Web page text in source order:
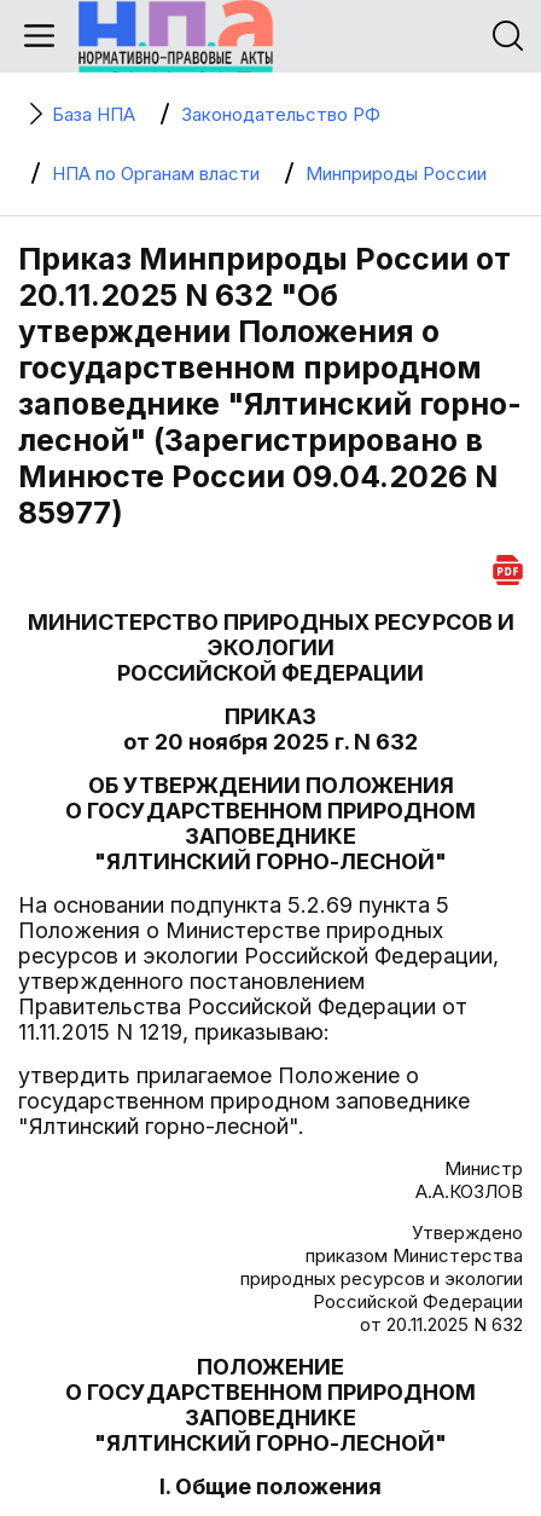
База НПА Законодательство РФ
НПА по Органам власти Минприроды России
Приказ Минприроды России от
20.11.2025 N 632 "Об
утверждении Положения о
государственном природном
заповеднике "Ялтинский горно-
лесной" (Зарегистрировано в
Минюсте России 09.04.2026 N
85977)
МИНИСТЕРСТВО ПРИРОДНЫХ РЕСУРСОВ И
ЭКОЛОГИИ
РОССИЙСКОЙ ФЕДЕРАЦИИ
ПРИКАЗ
от 20 ноября 2025 г. N 632
ОБ УТВЕРЖДЕНИИ ПОЛОЖЕНИЯ
О ГОСУДАРСТВЕННОМ ПРИРОДНОМ
ЗАПОВЕДНИКЕ
"ЯЛТИНСКИЙ ГОРНО-ЛЕСНОЙ"
На основании подпункта 5.2.69 пункта 5
Положения о Министерстве природных
ресурсов и экологии Российской Федерации,
утвержденного постановлением
Правительства Российской Федерации от
11.11.2015 N 1219, приказываю:
утвердить прилагаемое Положение о
государственном природном заповеднике
"Ялтинский горно-лесной".
Министр
А.А.КОЗЛОВ
Утверждено
приказом Министерства
природных ресурсов и экологии
Российской Федерации
от 20.11.2025 N 632
ПОЛОЖЕНИЕ
О ГОСУДАРСТВЕННОМ ПРИРОДНОМ
ЗАПОВЕДНИКЕ
"ЯЛТИНСКИЙ ГОРНО-ЛЕСНОЙ"
I. Общие положения